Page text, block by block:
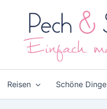
Reisen Schöne Dinge